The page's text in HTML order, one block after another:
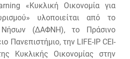
«Κυκλική Οικονομία για
υλοποιείται από το
Νήσων (ΔΑΦΝΗ), το Πράσινο
Πανεπιστήμιο, την LIFE-IP CEI-
Κυκλικής Οικονομίας στην